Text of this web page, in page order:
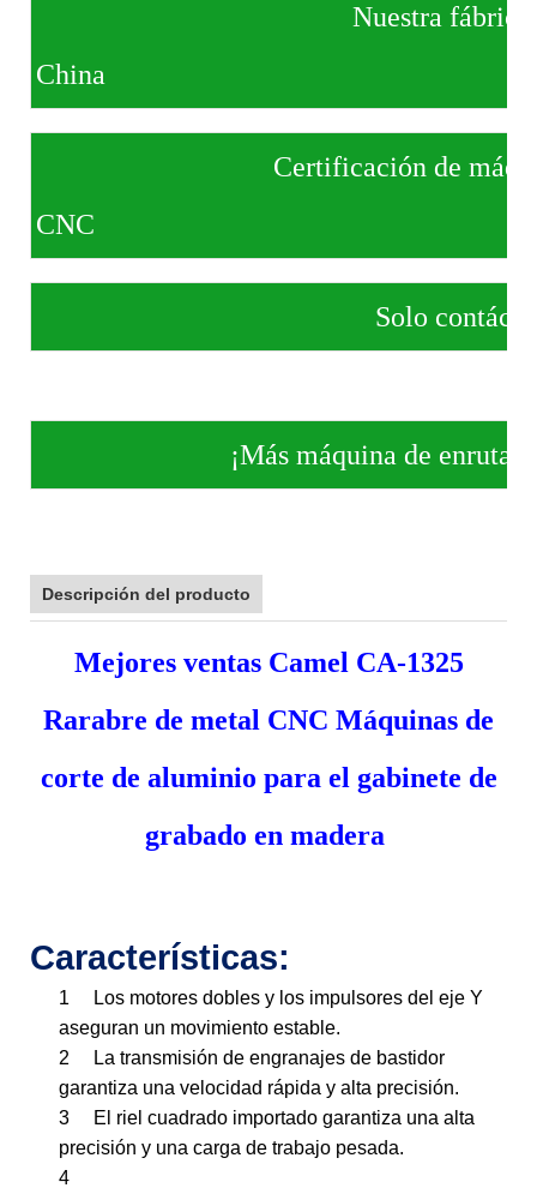
Nuestra fábrica ubicada
China
Certificación de máquina de
CNC
Solo
¡Más máquina de enrutador
Descripción del producto
Mejores ventas Camel CA-1325
Rarabre de metal CNC Máquinas de
corte de aluminio para el gabinete de
grabado en madera
Características:
1
Los motores dobles y los impulsores del eje Y
aseguran un movimiento estable.
2
La transmisión de engranajes de bastidor
garantiza una velocidad rápida y alta precisión.
3
El riel cuadrado importado garantiza una alta
precisión y una carga de trabajo pesada.
4